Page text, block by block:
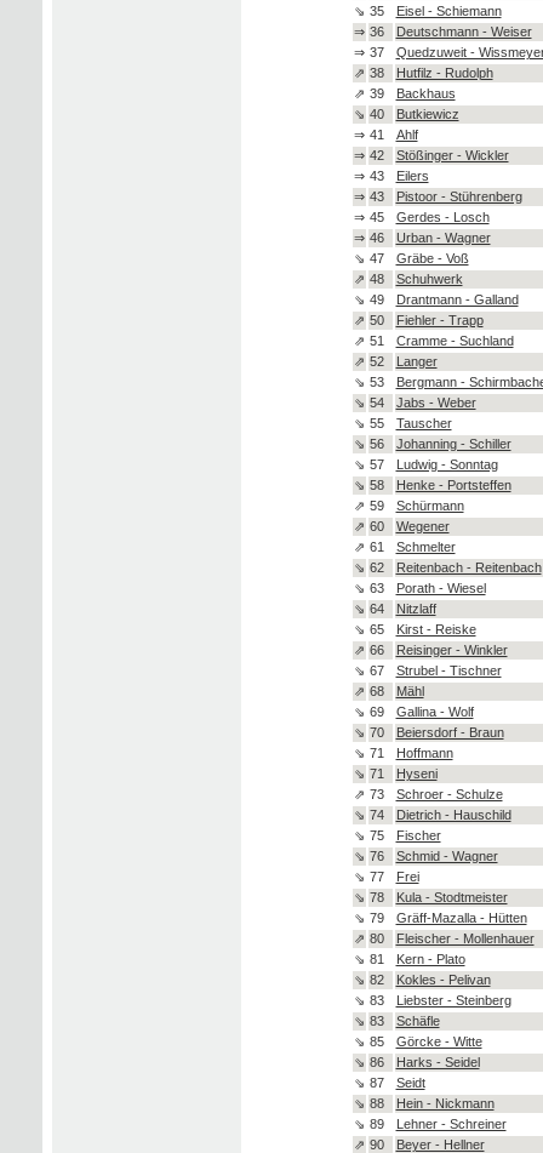
⇘ 35
Eisel - Schiemann
⇒ 36
Deutschmann - Weiser
⇒ 37
Quedzuweit -
⇗ 38
Hutfilz - Rudolph
⇗ 39
Backhaus
⇘ 40
Butkiewicz
⇒ 41
Ahlf
⇒ 42
Stößinger - Wickler
⇒ 43
Eilers
⇒ 43
Pistoor - Stührenberg
⇒ 45
Gerdes - Losch
⇒ 46
Urban - Wagner
⇘ 47
Gräbe - Voß
⇗ 48
Schuhwerk
⇘ 49
Drantmann - Galland
⇗ 50
Fiehler - Trapp
⇗ 51
Cramme - Suchland
⇗ 52
Langer
⇘ 53
Bergmann -
⇘ 54
Jabs - Weber
⇘ 55
Tauscher
⇘ 56
Johanning - Schiller
⇘ 57
Ludwig - Sonntag
⇘ 58
Henke - Portsteffen
⇗ 59
Schürmann
⇗ 60
Wegener
⇗ 61
Schmelter
⇘ 62
Reitenbach - Reitenbach
⇘ 63
Porath - Wiesel
⇘ 64
Nitzlaff
⇘ 65
Kirst - Reiske
⇗ 66
Reisinger - Winkler
⇘ 67
Strubel - Tischner
⇗ 68
Mähl
⇘ 69
Gallina - Wolf
⇘ 70
Beiersdorf - Braun
⇘ 71
Hoffmann
⇘ 71
Hyseni
⇗ 73
Schroer - Schulze
⇘ 74
Dietrich - Hauschild
⇘ 75
Fischer
⇘ 76
Schmid - Wagner
⇘ 77
Frei
⇘ 78
Kula - Stodtmeister
⇘ 79
Gräff-Mazalla - Hütten
⇗ 80
Fleischer - Mollenhauer
⇘ 81
Kern - Plato
⇘ 82
Kokles - Pelivan
⇘ 83
Liebster - Steinberg
⇘ 83
Schäfle
⇘ 85
Görcke - Witte
⇘ 86
Harks - Seidel
⇘ 87
Seidt
⇘ 88
Hein - Nickmann
⇘ 89
Lehner - Schreiner
⇗ 90
Beyer - Hellner